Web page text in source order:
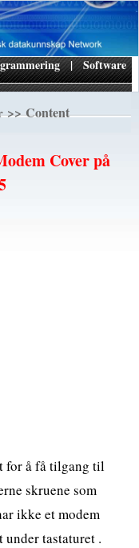
| Software
>> Content
Cover på
for å få tilgang til
skruene som
ikke et modem
tastaturet .